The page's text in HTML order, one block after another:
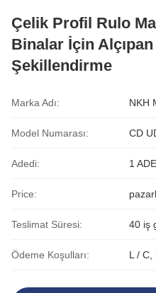
Çelik Profil Rulo
Binalar İçin
Şekillendirme
Marka Adı: NKH
Model Numarası: CD
Adedi: 1
Price:
Teslimat Süresi: 40 iş
Ödeme Koşulları: L / C,